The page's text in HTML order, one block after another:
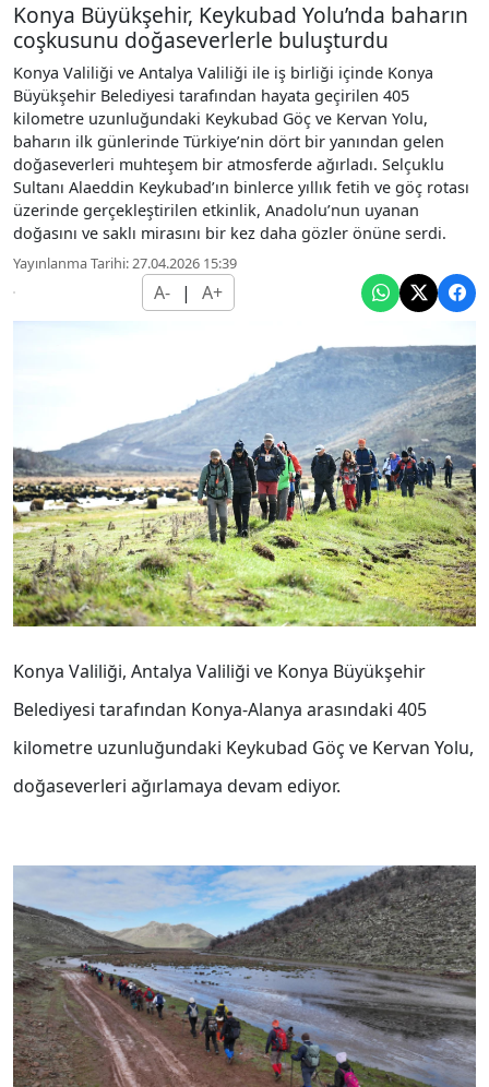
Konya Büyükşehir, Keykubad Yolu’nda baharın
coşkusunu doğaseverlerle buluşturdu
Konya Valiliği ve Antalya Valiliği ile iş birliği içinde Konya
Büyükşehir Belediyesi tarafından hayata geçirilen 405
kilometre uzunluğundaki Keykubad Göç ve Kervan Yolu,
baharın ilk günlerinde Türkiye’nin dört bir yanından gelen
doğaseverleri muhteşem bir atmosferde ağırladı. Selçuklu
Sultanı Alaeddin Keykubad’ın binlerce yıllık fetih ve göç rotası
üzerinde gerçekleştirilen etkinlik, Anadolu’nun uyanan
doğasını ve saklı mirasını bir kez daha gözler önüne serdi.
Yayınlanma Tarihi: 27.04.2026 15:39
A- | A+
Konya Valiliği, Antalya Valiliği ve Konya Büyükşehir
Belediyesi tarafından Konya-Alanya arasındaki 405
kilometre uzunluğundaki Keykubad Göç ve Kervan Yolu,
doğaseverleri ağırlamaya devam ediyor.